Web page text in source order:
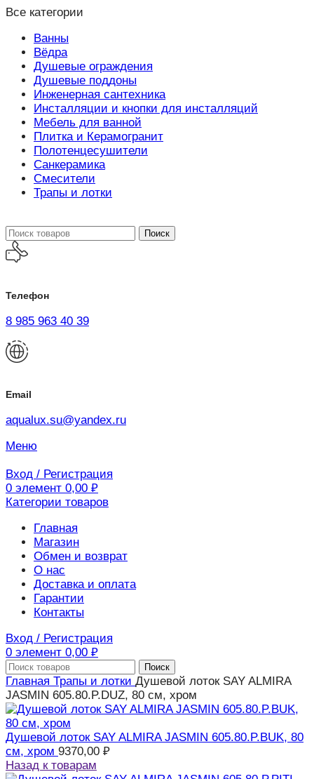
Все категории
Ванны
Вёдра
Душевые ограждения
Душевые поддоны
Инженерная сантехника
Инсталляции и кнопки для инсталляций
Мебель для ванной
Плитка и Керамогранит
Полотенцесушители
Санкерамика
Смесители
Трапы и лотки
Поиск
Телефон
8 985 963 40 39
Email
aqualux.su@yandex.ru
Меню
Вход / Регистрация
0 элемент 0,00 ₽
Категории товаров
Главная
Магазин
Обмен и возврат
О нас
Доставка и оплата
Гарантии
Контакты
Вход / Регистрация
0 элемент 0,00 ₽
Поиск
Главная Трапы и лотки Душевой лоток SAY ALMIRA
JASMIN 605.80.P.DUZ, 80 см, хром
Душевой лоток SAY ALMIRA JASMIN 605.80.P.BUK, 80
см, хром 9370,00 ₽
Назад к товарам